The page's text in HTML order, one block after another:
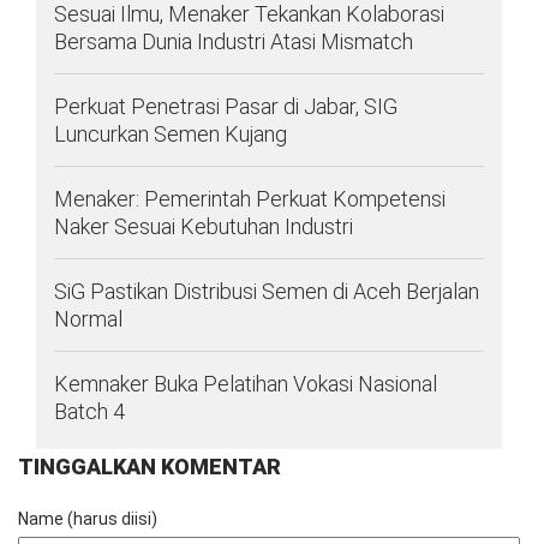
Sesuai Ilmu, Menaker Tekankan Kolaborasi
Bersama Dunia Industri Atasi Mismatch
Perkuat Penetrasi Pasar di Jabar, SIG
Luncurkan Semen Kujang
Menaker: Pemerintah Perkuat Kompetensi
Naker Sesuai Kebutuhan Industri
SiG Pastikan Distribusi Semen di Aceh Berjalan
Normal
Kemnaker Buka Pelatihan Vokasi Nasional
Batch 4
TINGGALKAN KOMENTAR
Name (harus diisi)